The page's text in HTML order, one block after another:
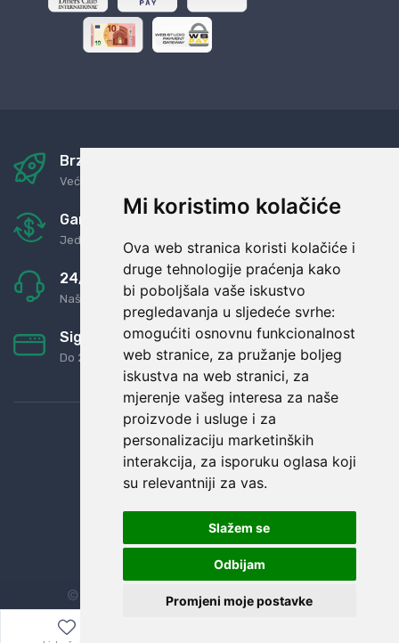
Mi koristimo kolačiće
Ova web stranica koristi kolačiće i
druge tehnologije praćenja kako
bi poboljšala vaše iskustvo
pregledavanja u sljedeće svrhe:
omogućiti osnovnu funkcionalnost
web stranice, za pružanje boljeg
iskustva na web stranici, za
mjerenje vašeg interesa za naše
proizvode i usluge i za
personalizaciju marketinških
interakcija, za isporuku oglasa koji
su relevantniji za vas.
Slažem se
Odbijam
Promjeni moje postavke
Brza i sigurna dostava
Već za nekoliko dana kod vas
Garancija u povrat novaca
Jednostavno pravilo: Roba za novac
24/7 odlična podrška
Naši agenti uvijek na raspolaganju
Sigurno obročno plaćanje
Do 24 rata bez kamata
© Sva prava zadržana. Dopi grupa d.o.o.